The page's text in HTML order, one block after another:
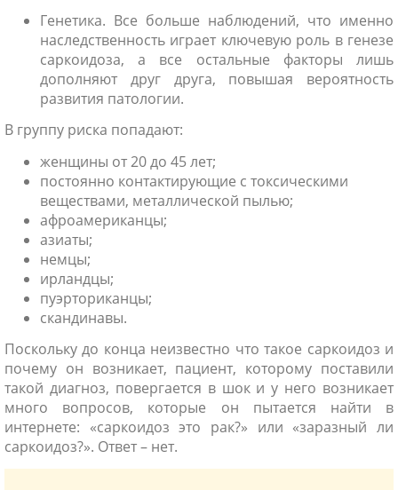
Генетика. Все больше наблюдений, что именно
наследственность играет ключевую роль в генезе
саркоидоза, а все остальные факторы лишь
дополняют друг друга, повышая вероятность
развития патологии.
В группу риска попадают:
женщины от 20 до 45 лет;
постоянно контактирующие с токсическими
веществами, металлической пылью;
афроамериканцы;
азиаты;
немцы;
ирландцы;
пуэрториканцы;
скандинавы.
Поскольку до конца неизвестно что такое саркоидоз и
почему он возникает, пациент, которому поставили
такой диагноз, повергается в шок и у него возникает
много вопросов, которые он пытается найти в
интернете: «саркоидоз это рак?» или «заразный ли
саркоидоз?». Ответ – нет.